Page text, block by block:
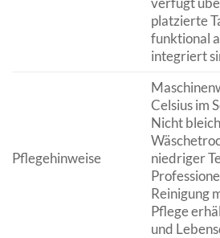
platzierte
funktional
integriert
Pflegehinweise
Celsius im
Nicht
niedriger
Reinigung
Pflege
und